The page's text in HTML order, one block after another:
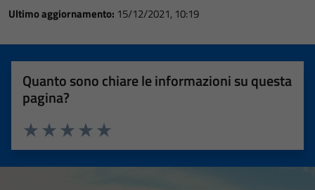
Ultimo aggiornamento: 15/12/2021, 10:19
Quanto sono chiare le informazioni su questa
pagina?
Valuta 5 stelle su 5
Valuta 4 stelle su 5
Valuta 3 stelle su 5
Valuta 2 stelle su 5
Valuta 1 stelle su 5